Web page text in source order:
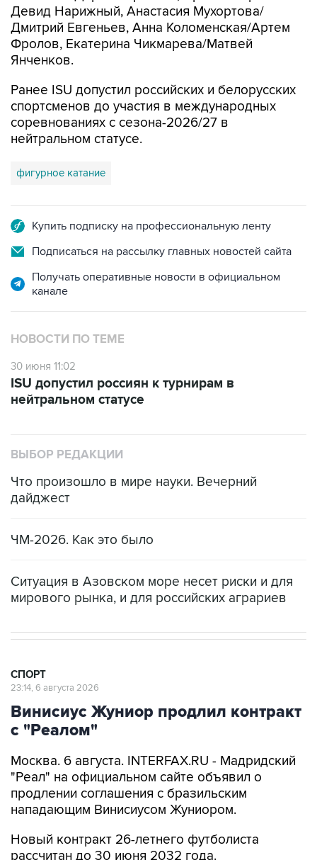
Девид Нарижный, Анастасия Мухортова/
Дмитрий Евгеньев, Анна Коломенская/Артем
Фролов, Екатерина Чикмарева/Матвей
Янченков.
Ранее ISU допустил российских и белорусских
спортсменов до участия в международных
соревнованиях с сезона-2026/27 в
нейтральном статусе.
фигурное катание
Купить подписку на профессиональную ленту
Подписаться на рассылку главных новостей сайта
Получать оперативные новости в официальном
канале
НОВОСТИ ПО ТЕМЕ
30 июня 11:02
ISU допустил россиян к турнирам в
нейтральном статусе
ВЫБОР РЕДАКЦИИ
Что произошло в мире науки. Вечерний
дайджест
ЧМ-2026. Как это было
Ситуация в Азовском море несет риски и для
мирового рынка, и для российских аграриев
СПОРТ
23:14, 6 августа 2026
Винисиус Жуниор продлил контракт
с "Реалом"
Москва. 6 августа. INTERFAX.RU - Мадридский
"Реал" на официальном сайте объявил о
продлении соглашения с бразильским
нападающим Винисиусом Жуниором.
Новый контракт 26-летнего футболиста
рассчитан до 30 июня 2032 года.